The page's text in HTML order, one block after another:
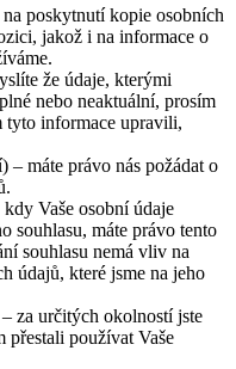
poskytnutí kopie osobních
jakož i na informace o
že údaje, kterými
nebo neaktuální, prosím
tyto informace upravili,
– máte právo nás požádat o
Vaše osobní údaje
souhlasu, máte právo tento
souhlasu nemá vliv na
údajů, které jsme na jeho
za určitých okolností jste
přestali používat Vaše